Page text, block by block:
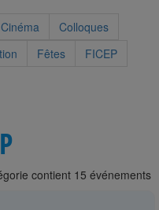
Cinéma
Colloques
Fêtes
FICEP
contient 15 événements